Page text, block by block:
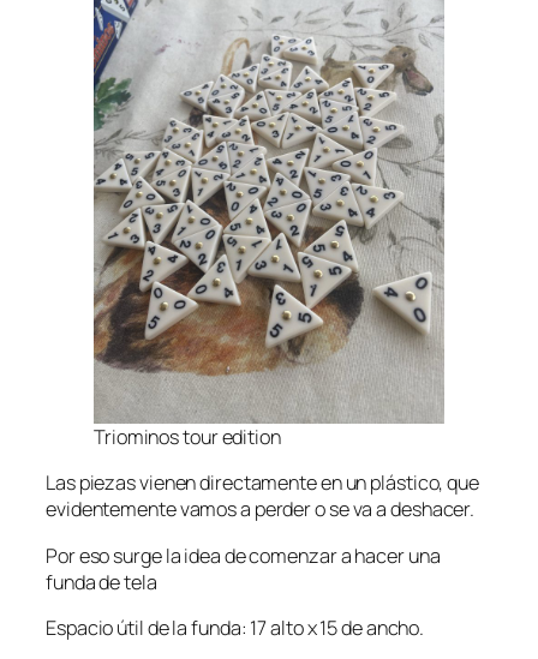
Triominos tour edition
Las piezas vienen directamente en un plástico, que
evidentemente vamos a perder o se va a deshacer.
Por eso surge la idea de comenzar a hacer una
funda de tela
Espacio útil de la funda: 17 alto x 15 de ancho.